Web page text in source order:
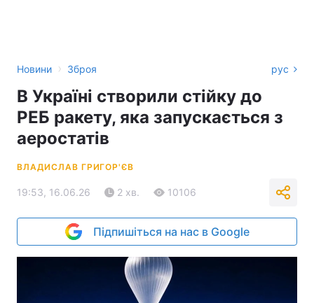
Новини › Зброя рус
В Україні створили стійку до
РЕБ ракету, яка запускається з
аеростатів
ВЛАДИСЛАВ ГРИГОР'ЄВ
19:53, 16.06.26 2 хв. 10106
Підпишіться на нас в Google